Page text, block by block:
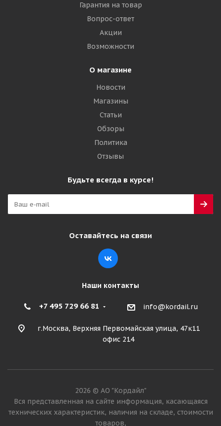
Гарантия на товар
Вопрос-ответ
Акции
Возможности
О магазине
Новости
Магазины
Статьи
Обзоры
Политика
Отзывы
Будьте всегда в курсе!
Оставайтесь на связи
Наши контакты
+7 495 729 66 81 info@kordail.ru
г.Москва, Верхняя Первомайская улица, 47к11
офис 214
2026 © АО "Кордайл"
Вся представленная на сайте информация, касающаяся
технических характеристик, наличия на складе, стоимости
товаров,